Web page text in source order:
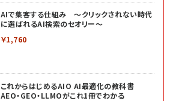
AIで集客する仕組み ～クリックされない時代
に選ばれるAI検索のセオリー～
￥1,760
これからはじめるAIO AI最適化の教科書
AEO・GEO・LLMOがこれ1冊でわかる